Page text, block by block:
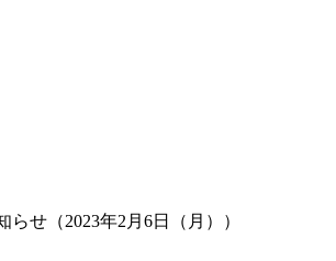
せ（2023年2月6日（月））